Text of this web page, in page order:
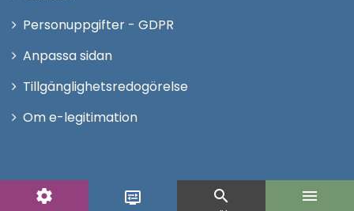
settings display_settings search menu
Personuppgifter - GDPR
Anpassa sidan
Tillgänglighetsredogörelse
Om e-legitimation